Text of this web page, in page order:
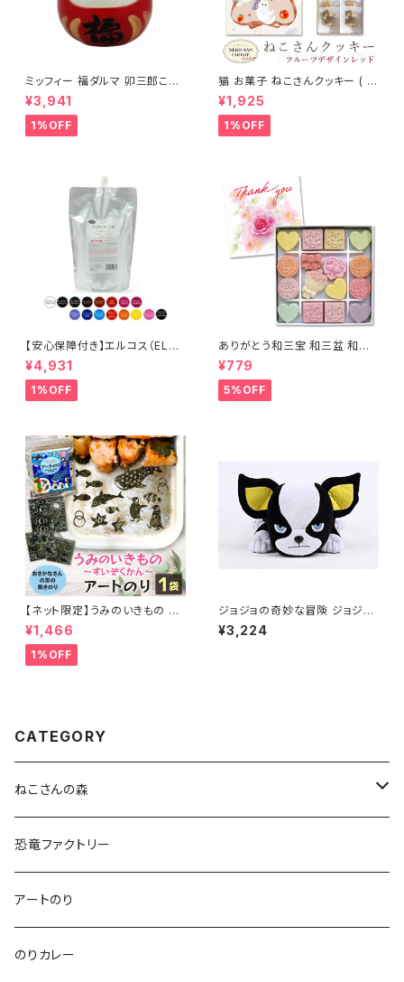
ミッフィー 福ダルマ 卯三郎こけ
し No10-78-10 卯三郎 達磨
だるま 送料無料
¥3,941
1%OFF
猫 お菓子 ねこさんクッキー ( 1
0枚入 ) フルーツデザインVer
レッド
¥1,925
1%OFF
【安心保障付き】エルコス（ELLC
OS） キュプアスカラーバター 7
00g 【16色から選べる】 トリー
トメントカラー カラー剤 トリート
メント 白髪染め ヘアカラー 低
代理店 送料無料
¥4,931
1%OFF
ありがとう和三宝 和三盆 和三
盆糖
¥779
5%OFF
【ネット限定】うみのいきもの ～
すいぞくかん～ アートのり 海苔
19種類 ( 切り抜き76枚入 ) 全
形2枚分 ジンベイザメ クラゲ シ
ャチ イルカ マンタ 魚焼き海苔
¥1,466
1%OFF
ジョジョの奇妙な冒険 ジョジョ
イギー ジョジョの奇妙なボック
スティッシュカバー
¥3,224
CATEGORY
ねこさんの森
ねこさんクッキー
いぬさんクッキー
ねこさんティー＆いぬさんティー
恐竜ファクトリー
アートのり
のりカレー